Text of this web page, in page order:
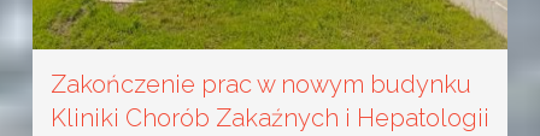
Zakończenie prac w nowym budynku
Kliniki Chorób Zakaźnych i Hepatologii